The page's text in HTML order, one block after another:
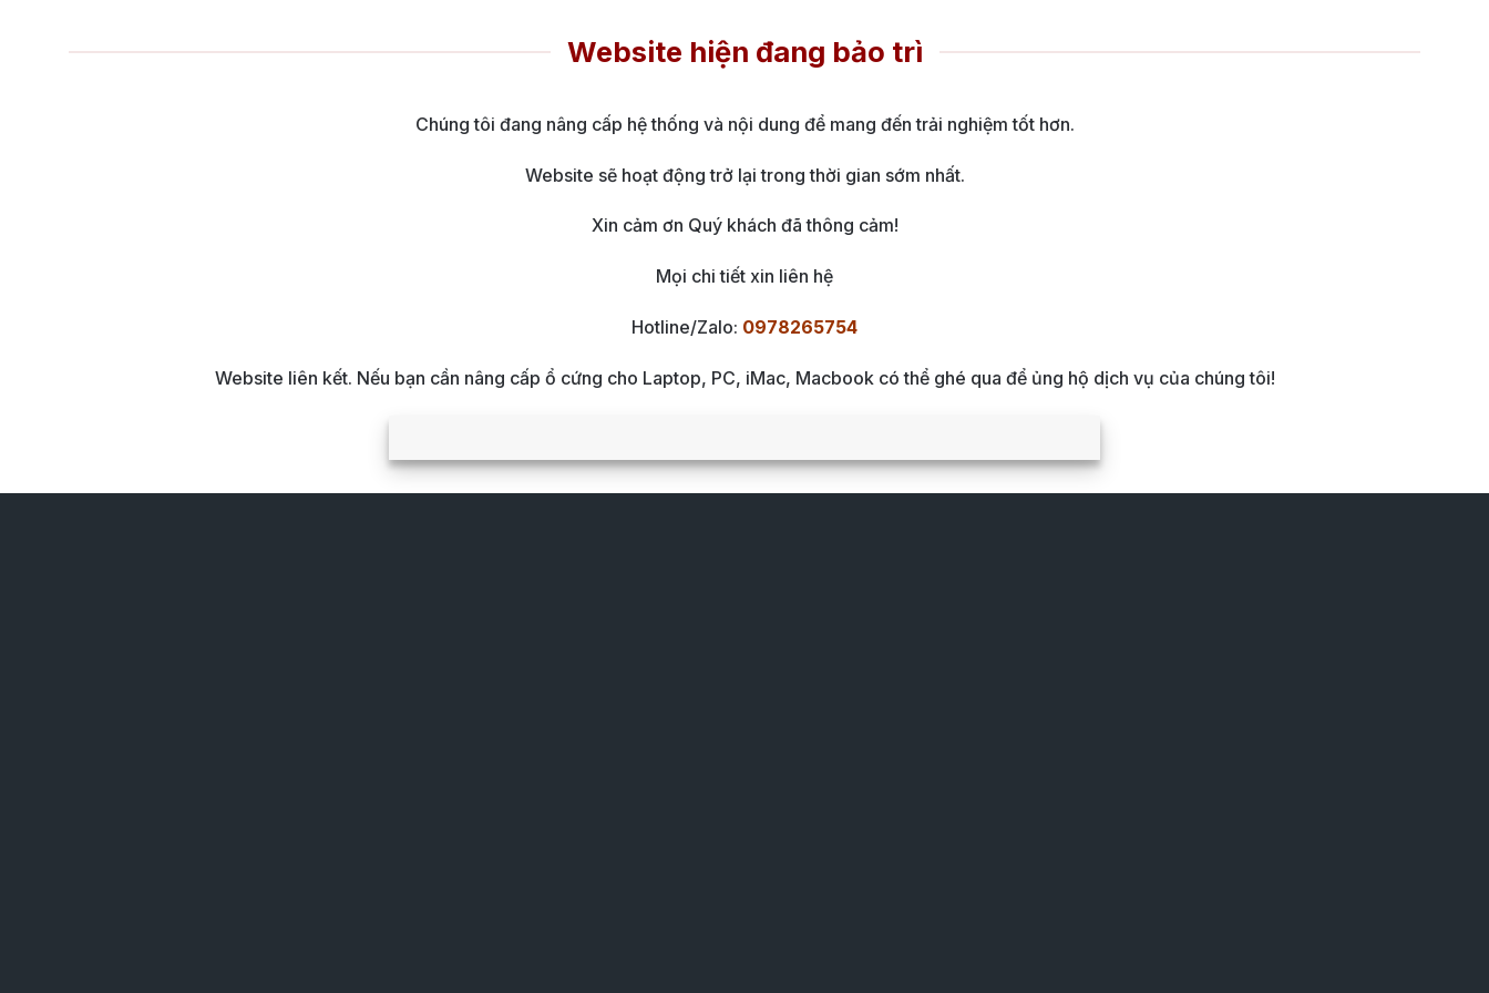
Website hiện đang bảo trì
Chúng tôi đang nâng cấp hệ thống và nội dung để mang đến trải nghiệm tốt hơn.
Website sẽ hoạt động trở lại trong thời gian sớm nhất.
Xin cảm ơn Quý khách đã thông cảm!
Mọi chi tiết xin liên hệ
Hotline/Zalo: 0978265754
Website liên kết. Nếu bạn cần nâng cấp ổ cứng cho Laptop, PC, iMac, Macbook có thể ghé qua để ủng hộ dịch vụ của chúng tôi!